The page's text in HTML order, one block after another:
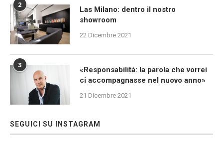
2
Las Milano: dentro il nostro
showroom
22 Dicembre 2021
3
«Responsabilità: la parola che vorrei
ci accompagnasse nel nuovo anno»
21 Dicembre 2021
SEGUICI SU INSTAGRAM